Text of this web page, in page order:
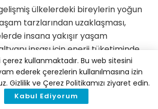
ülkelerdeki bireylerin yoğun
tarzlarından uzaklaşması,
insana yakışır yaşam
inşası için enerji tüketiminde
Başka bir müdahale
iklim finansmanı aracılığıyla küresel
yoksulluğun azaltılması ve
sağlanan gelirlerinin
kullanmaktadır. Bu web sitesini
ederek çerezlerin kullanılmasına izin
Gizlilik ve Çerez Politikamızı ziyaret edin.
Kabul Ediyorum